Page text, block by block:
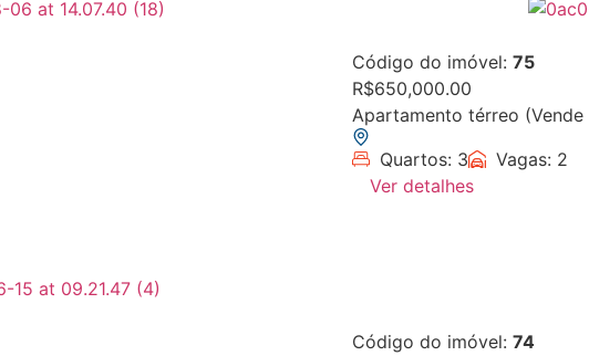
Código do imóvel: 75
R$650,000.00
Apartamento térreo (Vende
Quartos: 3
Vagas: 2
Ver detalhes
Código do imóvel: 74